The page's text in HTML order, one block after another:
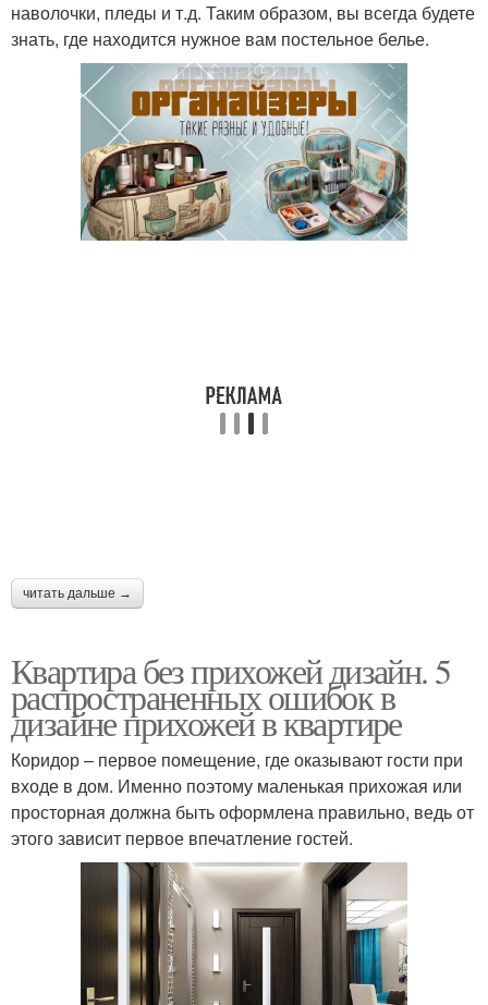
наволочки, пледы и т.д. Таким образом, вы всегда будете
знать, где находится нужное вам постельное белье.
читать дальше →
Квартира без прихожей дизайн. 5
распространенных ошибок в
дизайне прихожей в квартире
Коридор – первое помещение, где оказывают гости при
входе в дом. Именно поэтому маленькая прихожая или
просторная должна быть оформлена правильно, ведь от
этого зависит первое впечатление гостей.